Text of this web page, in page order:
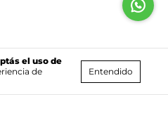
el uso de
de
Entendido